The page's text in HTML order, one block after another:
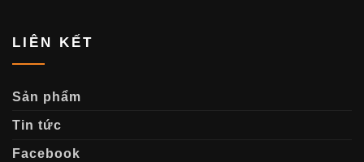
LIÊN KẾT
Sản phẩm
Tin tức
Facebook